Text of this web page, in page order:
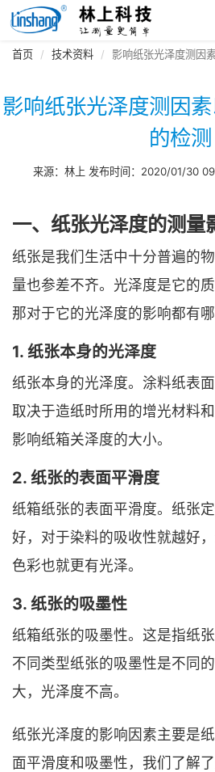
首页 技术资料 影响纸张光泽度测因
影响纸张光泽度测因
的检测
来源：林上 发布时间：2020/01/30
一、纸张光泽度的测量
纸张是我们生活中十分普遍的
量也参差不齐。光泽度是它的
那对于它的光泽度的影响都有哪
1. 纸张本身的光泽度
纸张本身的光泽度。涂料纸表
取决于造纸时所用的增光材料
影响纸箱关泽度的大小。
2. 纸张的表面平滑度
纸箱纸张的表面平滑度。纸张
好，对于染料的吸收性就越好
色彩也就更有光泽。
3. 纸张的吸墨性
纸箱纸张的吸墨性。这是指纸
不同类型纸张的吸墨性是不同
大，光泽度不高。
纸张光泽度的影响因素主要是
面平滑度和吸墨性，我们了解